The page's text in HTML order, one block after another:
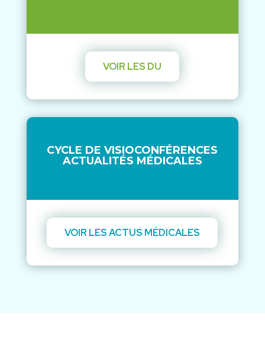
VOIR LES DU
CYCLE DE VISIOCONFÉRENCES
ACTUALITÉS MÉDICALES
VOIR LES ACTUS MÉDICALES